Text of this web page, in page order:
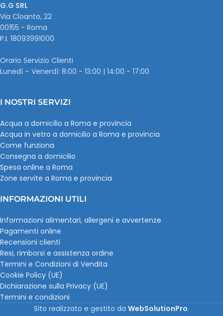
G.G SRL
Via Cloanto, 22
00155 - Roma
P.I. ‭18093991000
Orario Servizio Clienti
Lunedì – Venerdì: 8:00 - 13:00 | 14:00 - 17:00
I NOSTRI SERVIZI
Acqua a domicilio a Roma e provincia
Acqua in vetro a domicilio a Roma e provincia
Come funziona
Consegna a domicilio
Spesa online a Roma
Zone servite a Roma e provincia
INFORMAZIONI UTILI
Informazioni alimentari, allergeni e avvertenze
Pagamenti online
Recensioni clienti
Resi, rimborsi e assistenza ordine
Termini e Condizioni di Vendita
Cookie Policy (UE)
Dichiarazione sulla Privacy (UE)
Termini e condizioni
Sito realizzato e gestito da WebSolutionPro.